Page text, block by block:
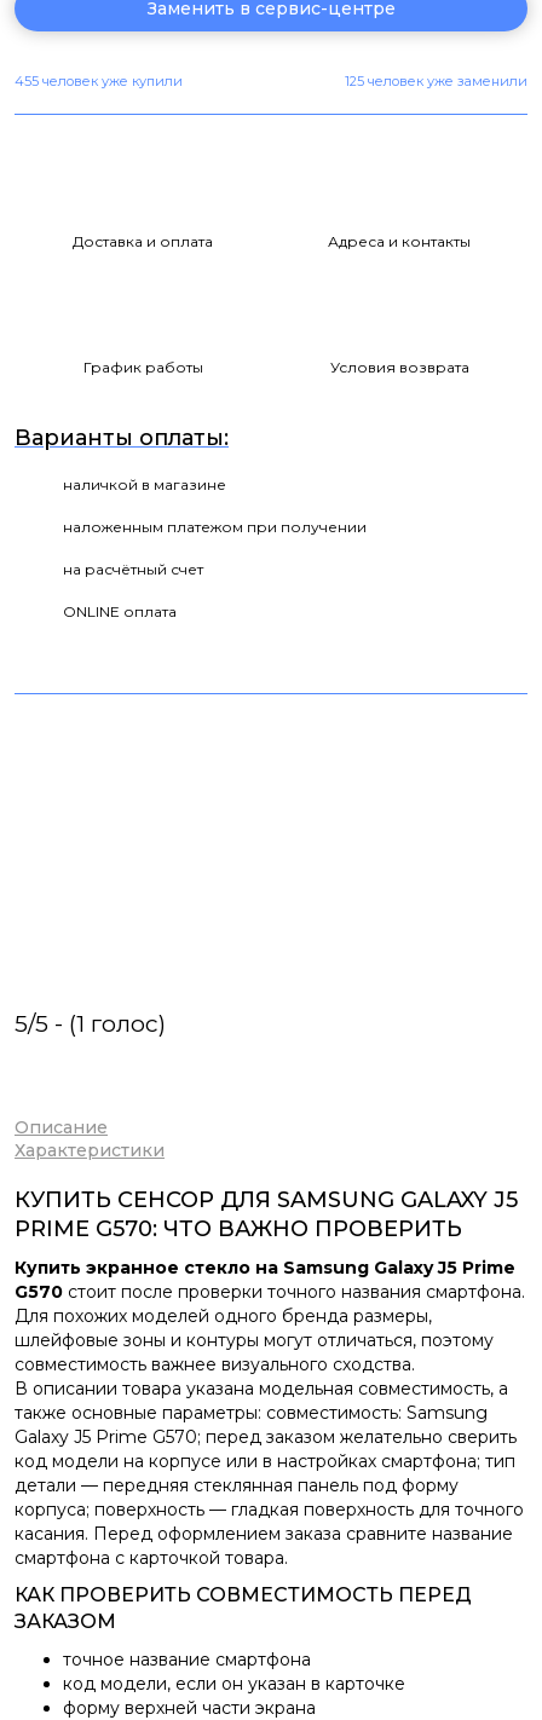
Заменить в сервис-центре
455 человек уже купили 125 человек уже заменили
Доставка и оплата Адреса и контакты
График работы Условия возврата
Варианты оплаты:
наличкой в магазине
наложенным платежом при получении
на расчётный счет
ONLINE оплата
5/5 - (1 голос)
Описание
Характеристики
КУПИТЬ СЕНСОР ДЛЯ SAMSUNG GALAXY J5
PRIME G570: ЧТО ВАЖНО ПРОВЕРИТЬ
Купить экранное стекло на Samsung Galaxy J5 Prime
G570 стоит после проверки точного названия смартфона.
Для похожих моделей одного бренда размеры,
шлейфовые зоны и контуры могут отличаться, поэтому
совместимость важнее визуального сходства.
В описании товара указана модельная совместимость, а
также основные параметры: совместимость: Samsung
Galaxy J5 Prime G570; перед заказом желательно сверить
код модели на корпусе или в настройках смартфона; тип
детали — передняя стеклянная панель под форму
корпуса; поверхность — гладкая поверхность для точного
касания. Перед оформлением заказа сравните название
смартфона с карточкой товара.
КАК ПРОВЕРИТЬ СОВМЕСТИМОСТЬ ПЕРЕД
ЗАКАЗОМ
точное название смартфона
код модели, если он указан в карточке
форму верхней части экрана